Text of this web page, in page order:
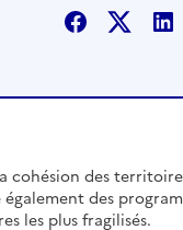
Facebook
X
cohésion des
des
les plus fragilisés.